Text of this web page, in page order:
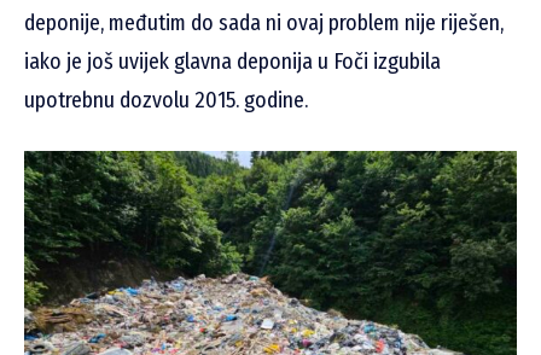
deponije, međutim do sada ni ovaj problem nije riješen,
iako je još uvijek glavna deponija u Foči izgubila
upotrebnu dozvolu 2015. godine.